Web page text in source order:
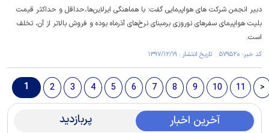
دبیر انجمن شرکت های هواپیمایی گفت: با هماهنگی ایرلاین‌ها،حداقل و حداکثر قیمت
بلیت هواپیمای سفرهای نوروزی برمبنای نرخ‌های آذرماه بوده و فروش بالاتر از آن، تخلف
است.
کد خبر: ۵۷۹۵۲۰ تاریخ انتشار : ۱۳۹۷/۱۲/۱۹
1 2 3 4 5 6 7 8 9 10 11 >
آخرین اخبار پربازدید